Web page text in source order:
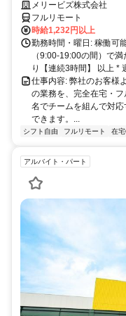
完全在宅で育児・介護中の
メリービズ株式会社
フルリモート
時給1,232円以上
勤務時間・曜日: 稼働可
（9:00-19:00の間）で
り【連続3時間】 以上 *
仕事内容: 弊社のお客様
の業務を、完全在宅・
名でチームを組んで対
できます。...
シフト自由 フルリモート 在
アルバイト・パート